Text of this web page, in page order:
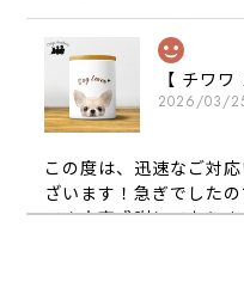
2026/03/
この度は、迅速なご対
ざいます！急ぎでした
でき大変感謝しており